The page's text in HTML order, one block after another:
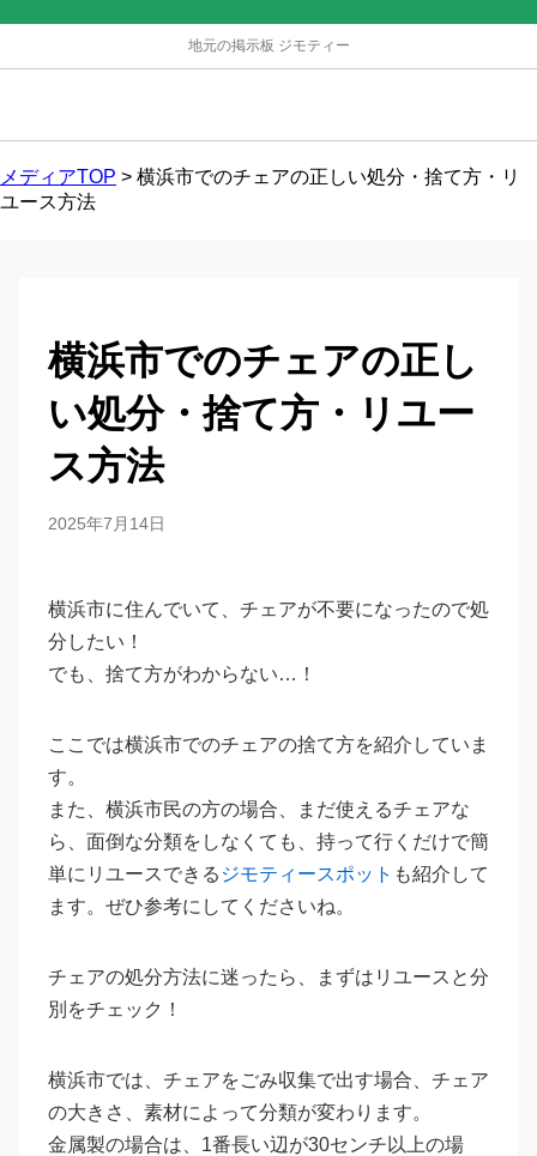
地元の掲示板 ジモティー
メディアTOP > 横浜市でのチェアの正しい処分・捨て方・リ
ユース方法
横浜市でのチェアの正し
い処分・捨て方・リユー
ス方法
2025年7月14日
横浜市に住んでいて、チェアが不要になったので処
分したい！
でも、捨て方がわからない…！
ここでは横浜市でのチェアの捨て方を紹介していま
す。
また、横浜市民の方の場合、まだ使えるチェアな
ら、面倒な分類をしなくても、持って行くだけで簡
単にリユースできる ジモティースポット も紹介して
ます。ぜひ参考にしてくださいね。
チェアの処分方法に迷ったら、まずはリユースと分
別をチェック！
横浜市では、チェアをごみ収集で出す場合、チェア
の大きさ、素材によって分類が変わります。
金属製の場合は、1番長い辺が30センチ以上の場